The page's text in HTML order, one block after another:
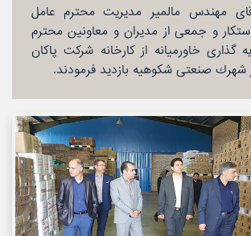
مهندس مالمیر مدیریت محترم عامل
و جمعی از مدیران و معاونین محترم
گذاری خاورمیانه از كارخانه شركت پاكان
شهرك صنعتی شكوهیه بازدید فرمودند.